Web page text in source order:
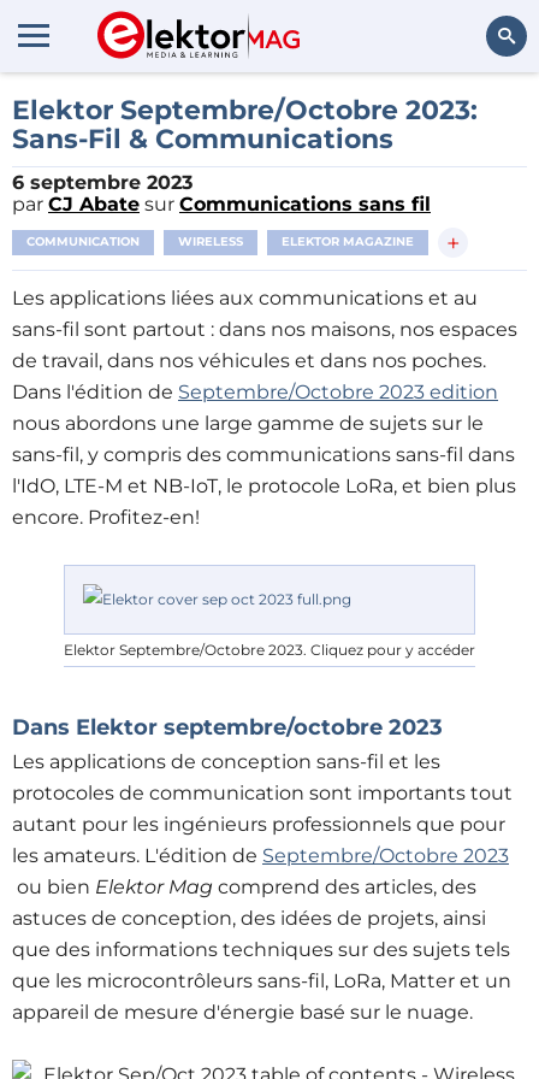
Rechercher
Elektor Septembre/Octobre 2023:
Sans-Fil & Communications
6 septembre 2023
par CJ Abate sur Communications sans fil
COMMUNICATION WIRELESS ELEKTOR MAGAZINE +
Les applications liées aux communications et au
sans-fil sont partout : dans nos maisons, nos espaces
de travail, dans nos véhicules et dans nos poches.
Dans l'édition de Septembre/Octobre 2023 edition
nous abordons une large gamme de sujets sur le
sans-fil, y compris des communications sans-fil dans
l'IdO, LTE-M et NB-IoT, le protocole LoRa, et bien plus
encore. Profitez-en!
Elektor Septembre/Octobre 2023. Cliquez pour y accéder
Dans Elektor septembre/octobre 2023
Les applications de conception sans-fil et les
protocoles de communication sont importants tout
autant pour les ingénieurs professionnels que pour
les amateurs. L'édition de Septembre/Octobre 2023
ou bien Elektor Mag comprend des articles, des
astuces de conception, des idées de projets, ainsi
que des informations techniques sur des sujets tels
que les microcontrôleurs sans-fil, LoRa, Matter et un
appareil de mesure d'énergie basé sur le nuage.